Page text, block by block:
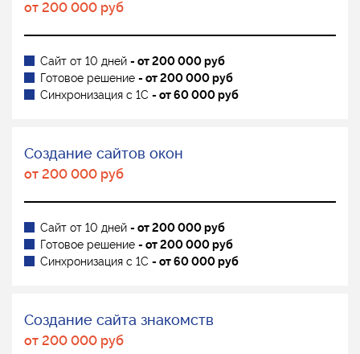
от 200 000 руб
Сайт от 10 дней - от 200 000 руб
Готовое решение - от 200 000 руб
Синхронизация с 1С - от 60 000 руб
Создание сайтов окон
от 200 000 руб
Сайт от 10 дней - от 200 000 руб
Готовое решение - от 200 000 руб
Синхронизация с 1С - от 60 000 руб
Создание сайта знакомств
от 200 000 руб